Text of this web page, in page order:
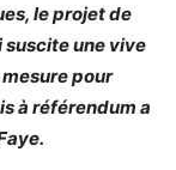
le projet de
suscite une vive
pour
à référendum a